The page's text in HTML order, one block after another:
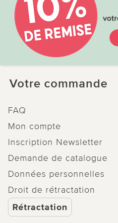
Votre commande
FAQ
Mon compte
Inscription Newsletter
Demande de catalogue
Données personnelles
Droit de rétractation
Rétractation